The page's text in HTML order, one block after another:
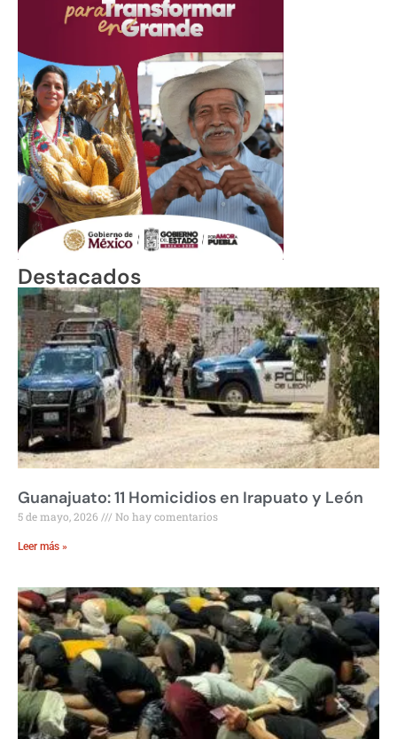
Destacados
Guanajuato: 11 Homicidios en Irapuato y León
5 de mayo, 2026 No hay comentarios
Leer más »